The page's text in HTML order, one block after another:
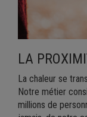
LA
La chaleur se
Notre métier
millions de